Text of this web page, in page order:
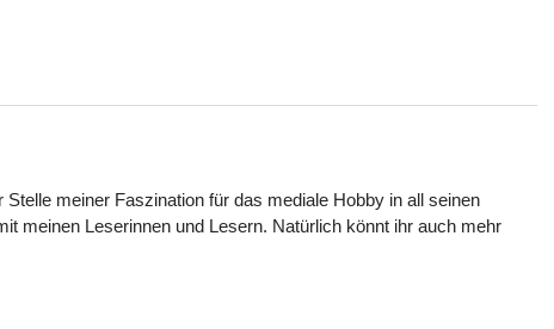
meiner Faszination für das mediale Hobby in all seinen
meinen Leserinnen und Lesern. Natürlich könnt ihr auch mehr